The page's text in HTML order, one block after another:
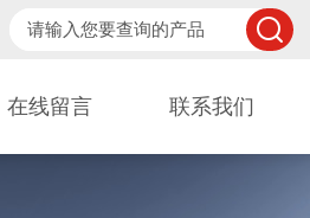
在线留言 联系我们